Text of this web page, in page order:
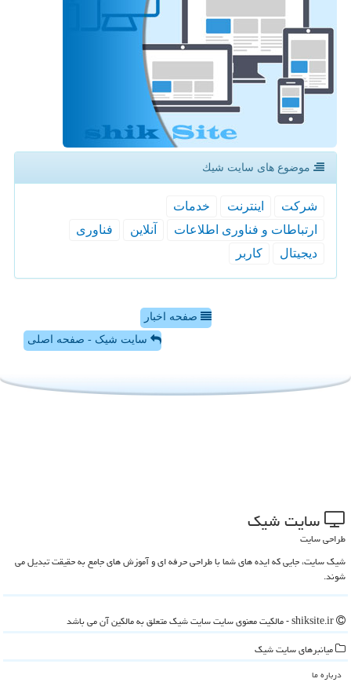
موضوع های سایت شیك
شركت اینترنت
خدمات
ارتباطات و فناوری اطلاعات
آنلاین
فناوری
دیجیتال
كاربر
صفحه اخبار
سایت شیک - صفحه اصلی
سایت شیك
طراحی سایت
شیک سایت، جایی که ایده های شما با طراحی حرفه ای و آموزش های جامع به حقیقت تبدیل می
شوند.
میانبرهای سایت شیك
درباره ما